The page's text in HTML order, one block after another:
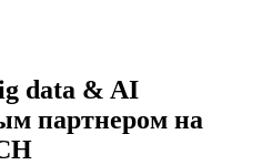
data & AI
партнером на